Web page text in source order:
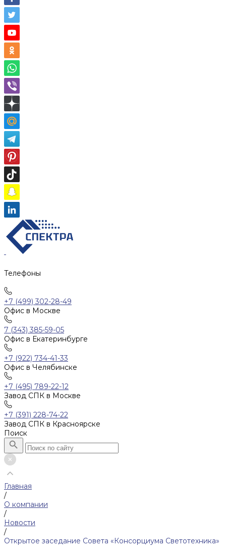
Телефоны
+7 (499) 302-28-49
Офис в Москве
7 (343) 385-59-05
Офис в Екатеринбурге
+7 (922) 734-41-33
Офис в Челябинске
+7 (495) 789-22-12
Завод СПК в Москве
+7 (391) 228-74-22
Завод СПК в Красноярске
Поиск
Главная
/
О компании
/
Новости
/
Открытое заседание Совета «Консорциума Светотехника»